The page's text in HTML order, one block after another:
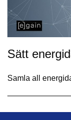
Sätt
Samla all